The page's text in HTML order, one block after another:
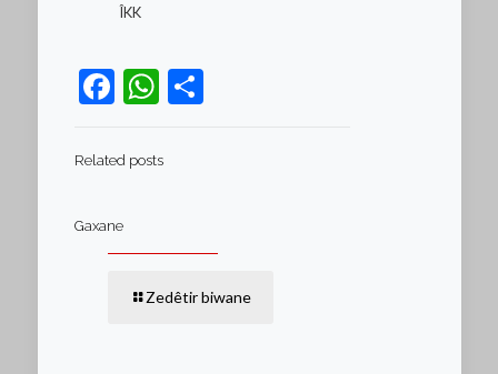
ÎKK
Facebook
WhatsApp
Teilen
Related posts
Gaxane
Zedêtir biwane